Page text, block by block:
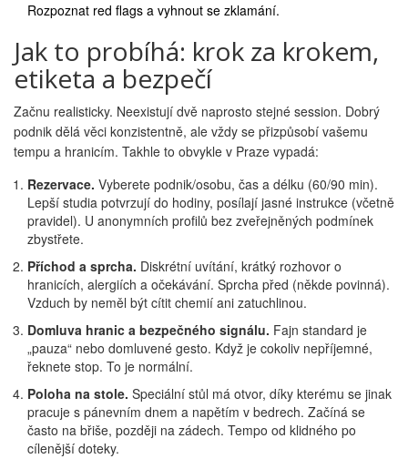
Rozpoznat red flags a vyhnout se zklamání.
Jak to probíhá: krok za krokem,
etiketa a bezpečí
Začnu realisticky. Neexistují dvě naprosto stejné session. Dobrý
podnik dělá věci konzistentně, ale vždy se přizpůsobí vašemu
tempu a hranicím. Takhle to obvykle v Praze vypadá:
Rezervace. Vyberete podnik/osobu, čas a délku (60/90 min).
Lepší studia potvrzují do hodiny, posílají jasné instrukce (včetně
pravidel). U anonymních profilů bez zveřejněných podmínek
zbystřete.
Příchod a sprcha. Diskrétní uvítání, krátký rozhovor o
hranicích, alergiích a očekávání. Sprcha před (někde povinná).
Vzduch by neměl být cítit chemií ani zatuchlinou.
Domluva hranic a bezpečného signálu. Fajn standard je
„pauza“ nebo domluvené gesto. Když je cokoliv nepříjemné,
řeknete stop. To je normální.
Poloha na stole. Speciální stůl má otvor, díky kterému se jinak
pracuje s pánevním dnem a napětím v bedrech. Začíná se
často na břiše, později na zádech. Tempo od klidného po
cílenější doteky.